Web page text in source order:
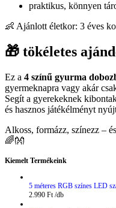
praktikus, könnyen
👶 Ajánlott életkor: 3 éves
🎁 tökéletes
Ez a 4 színű gyurma
gyermeknapra vagy akár
Segít a gyerekeknek
és hasznos játékélményt
Alkoss, formázz, színezz –
🌈👐
Kiemelt Termékeink
5 méteres RGB színes LED
2.990 Ft